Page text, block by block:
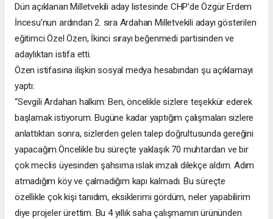
Dün açıklanan Milletvekili aday listesinde CHP’de Özgür Erdem
İncesu’nun ardından 2. sıra Ardahan Milletvekili adayı gösterilen
eğitimci Özel Özen, İkinci sırayı beğenmedi partisinden ve
adaylıktan istifa etti.
Özen istifasına ilişkin sosyal medya hesabından şu açıklamayı
yaptı:
“Sevgili Ardahan halkım: Ben, öncelikle sizlere teşekkür ederek
başlamak istiyorum. Bugüne kadar yaptığım çalışmaları sizlere
anlattıktan sonra, sizlerden gelen talep doğrultusunda gereğini
yapacağım.Öncelikle bu süreçte yaklaşık 70 muhtardan ve bir
çok meclis üyesinden şahsıma ıslak imzalı dilekçe aldım. Adım
atmadığım köy ve çalmadığım kapı kalmadı. Bu süreçte
özellikle çok kişi tanıdım, eksiklerimi gördüm, neler yapabilirim
diye projeler ürettim. Bu 4 yıllık saha çalışmamın ürününden